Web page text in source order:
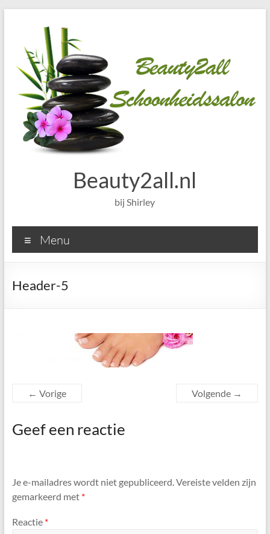
inhoud
Beauty2all.nl
bij Shirley
Menu
Header-5
← Vorige Volgende →
Geef een reactie
Je e-mailadres wordt niet gepubliceerd.Vereiste velden zijn
gemarkeerd met *
Reactie *